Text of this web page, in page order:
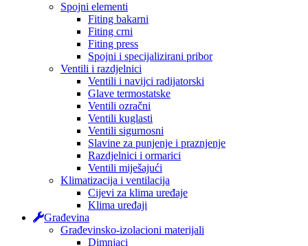
Spojni elementi
Fiting bakarni
Fiting crni
Fiting press
Spojni i specijalizirani pribor
Ventili i razdjelnici
Ventili i navijci radijatorski
Glave termostatske
Ventili ozračni
Ventili kuglasti
Ventili sigurnosni
Slavine za punjenje i praznjenje
Razdjelnici i ormarici
Ventili miješajući
Klimatizacija i ventilacija
Cijevi za klima uređaje
Klima uređaji
Građevina
Građevinsko-izolacioni materijali
Dimnjaci